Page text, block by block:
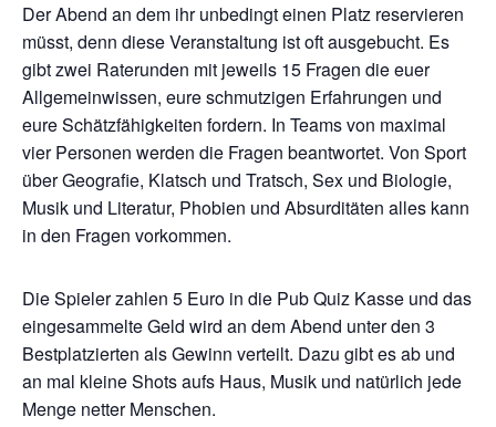
Der Abend an dem ihr unbedingt einen Platz reservieren
müsst, denn diese Veranstaltung ist oft ausgebucht. Es
gibt zwei Raterunden mit jeweils 15 Fragen die euer
Allgemeinwissen, eure schmutzigen Erfahrungen und
eure Schätzfähigkeiten fordern. In Teams von maximal
vier Personen werden die Fragen beantwortet. Von Sport
über Geografie, Klatsch und Tratsch, Sex und Biologie,
Musik und Literatur, Phobien und Absurditäten alles kann
in den Fragen vorkommen.
Die Spieler zahlen 5 Euro in die Pub Quiz Kasse und das
eingesammelte Geld wird an dem Abend unter den 3
Bestplatzierten als Gewinn verteilt. Dazu gibt es ab und
an mal kleine Shots aufs Haus, Musik und natürlich jede
Menge netter Menschen.